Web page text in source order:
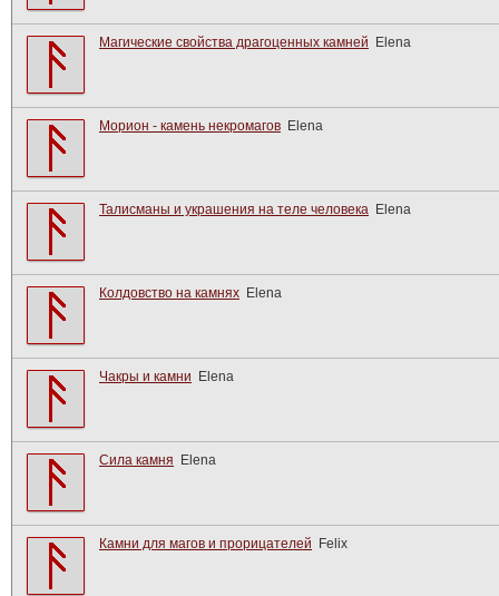
Магические свойства драгоценных камней Elena
Морион - камень некромагов Elena
Талисманы и украшения на теле человека Elena
Колдовство на камнях Elena
Чакры и камни Elena
Сила камня Elena
Камни для магов и прорицателей Felix